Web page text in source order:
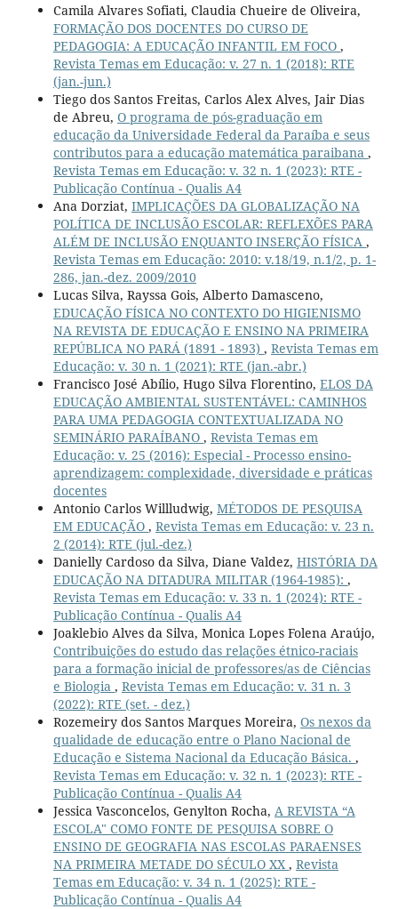
Camila Alvares Sofiati, Claudia Chueire de Oliveira,
FORMAÇÃO DOS DOCENTES DO CURSO DE
PEDAGOGIA: A EDUCAÇÃO INFANTIL EM FOCO ,
Revista Temas em Educação: v. 27 n. 1 (2018): RTE
(jan.-jun.)
Tiego dos Santos Freitas, Carlos Alex Alves, Jair Dias
de Abreu, O programa de pós-graduação em
educação da Universidade Federal da Paraíba e seus
contributos para a educação matemática paraibana ,
Revista Temas em Educação: v. 32 n. 1 (2023): RTE -
Publicação Contínua - Qualis A4
Ana Dorziat, IMPLICAÇÕES DA GLOBALIZAÇÃO NA
POLÍTICA DE INCLUSÃO ESCOLAR: REFLEXÕES PARA
ALÉM DE INCLUSÃO ENQUANTO INSERÇÃO FÍSICA ,
Revista Temas em Educação: 2010: v.18/19, n.1/2, p. 1-
286, jan.-dez. 2009/2010
Lucas Silva, Rayssa Gois, Alberto Damasceno,
EDUCAÇÃO FÍSICA NO CONTEXTO DO HIGIENISMO
NA REVISTA DE EDUCAÇÃO E ENSINO NA PRIMEIRA
REPÚBLICA NO PARÁ (1891 - 1893) , Revista Temas em
Educação: v. 30 n. 1 (2021): RTE (jan.-abr.)
Francisco José Abílio, Hugo Silva Florentino, ELOS DA
EDUCAÇÃO AMBIENTAL SUSTENTÁVEL: CAMINHOS
PARA UMA PEDAGOGIA CONTEXTUALIZADA NO
SEMINÁRIO PARAÍBANO , Revista Temas em
Educação: v. 25 (2016): Especial - Processo ensino-
aprendizagem: complexidade, diversidade e práticas
docentes
Antonio Carlos Willludwig, MÉTODOS DE PESQUISA
EM EDUCAÇÃO , Revista Temas em Educação: v. 23 n.
2 (2014): RTE (jul.-dez.)
Danielly Cardoso da Silva, Diane Valdez, HISTÓRIA DA
EDUCAÇÃO NA DITADURA MILITAR (1964-1985): ,
Revista Temas em Educação: v. 33 n. 1 (2024): RTE -
Publicação Contínua - Qualis A4
Joaklebio Alves da Silva, Monica Lopes Folena Araújo,
Contribuições do estudo das relações étnico-raciais
para a formação inicial de professores/as de Ciências
e Biologia , Revista Temas em Educação: v. 31 n. 3
(2022): RTE (set. - dez.)
Rozemeiry dos Santos Marques Moreira, Os nexos da
qualidade de educação entre o Plano Nacional de
Educação e Sistema Nacional da Educação Básica. ,
Revista Temas em Educação: v. 32 n. 1 (2023): RTE -
Publicação Contínua - Qualis A4
Jessica Vasconcelos, Genylton Rocha, A REVISTA “A
ESCOLA" COMO FONTE DE PESQUISA SOBRE O
ENSINO DE GEOGRAFIA NAS ESCOLAS PARAENSES
NA PRIMEIRA METADE DO SÉCULO XX , Revista
Temas em Educação: v. 34 n. 1 (2025): RTE -
Publicação Contínua - Qualis A4